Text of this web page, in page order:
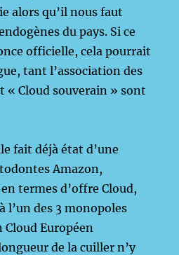
alors qu’il nous faut
du pays. Si ce
officielle, cela pourrait
tant l’association des
« Cloud souverain » sont
fait déjà état d’une
Amazon,
termes d’offre Cloud,
l’un des 3 monopoles
Européen
de la cuiller n’y